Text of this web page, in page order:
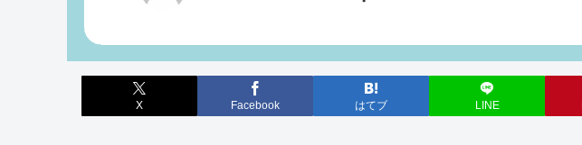
X Facebook はてブ LINE